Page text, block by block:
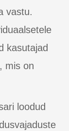
vastu.
kasutajad
mis on
loodud